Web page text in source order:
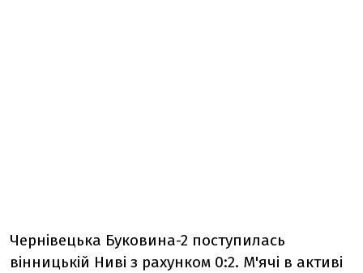
Чернівецька Буковина-2 поступилась
вінницькій Ниві з рахунком 0:2. М'ячі в активі